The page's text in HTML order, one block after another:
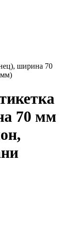
ширина 70
мм)
70 мм